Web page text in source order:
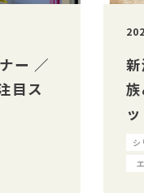
ー ／
目ス
シ